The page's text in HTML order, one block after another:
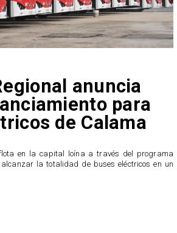
anuncia
para
de Calama
en la capital loína a través del programa
alcanzar la totalidad de buses eléctricos en un